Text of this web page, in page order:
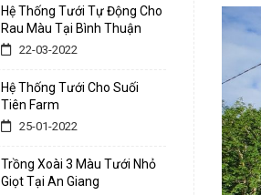
Hệ Thống Tưới Tự Động Cho
Rau Màu Tại Bình Thuận
22-03-2022
Hệ Thống Tưới Cho Suối
Tiên Farm
25-01-2022
Trồng Xoài 3 Màu Tưới Nhỏ
Giọt Tại An Giang